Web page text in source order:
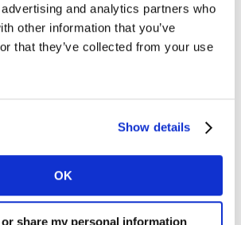
and analytics partners who
other information that you’ve
that they’ve collected from your use
Show details
OK
share my personal information
op het gebied van
testen via AI. Ideaal voor het snel
grotere volumes aan advertenties en
en handvatten om nog
een hoger niveau tilt!